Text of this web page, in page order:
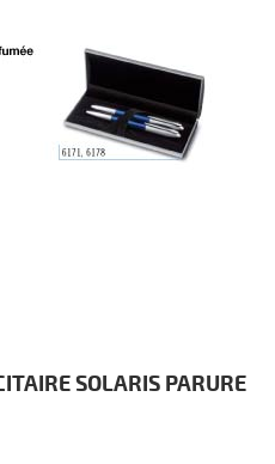
SOLARIS PARURE